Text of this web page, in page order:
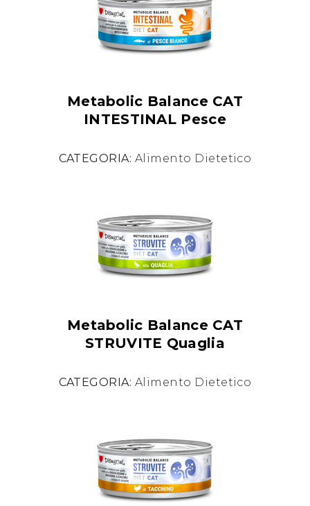
Metabolic Balance CAT
INTESTINAL Pesce
CATEGORIA: Alimento Dietetico
Metabolic Balance CAT
STRUVITE Quaglia
CATEGORIA: Alimento Dietetico